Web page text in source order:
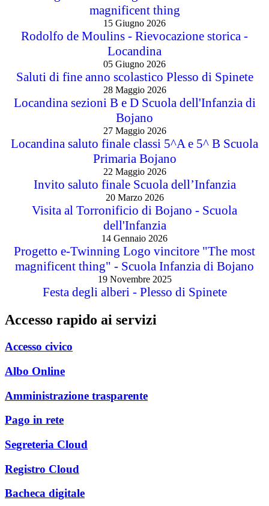
magnificent thing
15 Giugno 2026
Rodolfo de Moulins - Rievocazione storica -
Locandina
05 Giugno 2026
Saluti di fine anno scolastico Plesso di Spinete
28 Maggio 2026
Locandina sezioni B e D Scuola dell'Infanzia di
Bojano
27 Maggio 2026
Locandina saluto finale classi 5^A e 5^ B Scuola
Primaria Bojano
22 Maggio 2026
Invito saluto finale Scuola dell’Infanzia
20 Marzo 2026
Visita al Torronificio di Bojano - Scuola
dell'Infanzia
14 Gennaio 2026
Progetto e-Twinning Logo vincitore "The most
magnificent thing" - Scuola Infanzia di Bojano
19 Novembre 2025
Festa degli alberi - Plesso di Spinete
Accesso rapido ai servizi
Accesso civico
Albo Online
Amministrazione trasparente
Pago in rete
Segreteria Cloud
Registro Cloud
Bacheca digitale